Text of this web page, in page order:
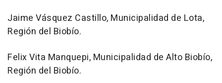
Jaime Vásquez Castillo, Municipalidad de Lota,
Región del Biobío.
Felix Vita Manquepi, Municipalidad de Alto Biobío,
Región del Biobío.